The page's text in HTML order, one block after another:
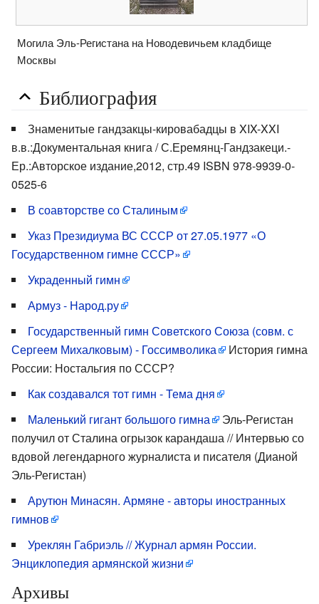
Могила Эль-Регистана на Новодевичьем кладбище
Москвы
Библиография
Знаменитые гандзакцы-кировабадцы в XIX-XXI
в.в.:Документальная книга / С.Еремянц-Гандзакеци.-
Ер.:Авторское издание,2012, стр.49 ISBN 978-9939-0-
0525-6
В соавторстве со Сталиным
Указ Президиума ВС СССР от 27.05.1977 «О
Государственном гимне СССР»
Украденный гимн
Армуз - Народ.ру
Государственный гимн Советского Союза (совм. с
Сергеем Михалковым) - Госсимволика
История гимна
России: Ностальгия по СССР?
Как создавался тот гимн - Тема дня
Маленький гигант большого гимна
Эль-Регистан
получил от Сталина огрызок карандаша // Интервью со
вдовой легендарного журналиста и писателя (Дианой
Эль-Регистан)
Арутюн Минасян. Армяне - авторы иностранных
гимнов
Уреклян Габриэль // Журнал армян России.
Энциклопедия армянской жизни
Архивы